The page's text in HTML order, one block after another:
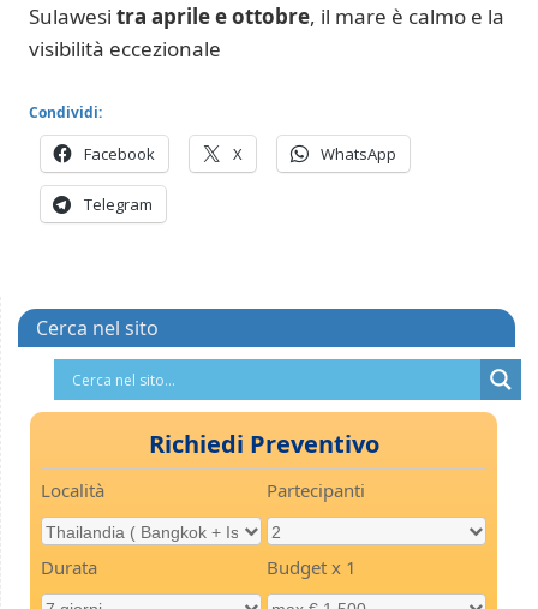
Sulawesi tra aprile e ottobre, il mare è calmo e la
visibilità eccezionale
Condividi:
Facebook X WhatsApp
Telegram
Cerca nel sito
Richiedi Preventivo
Località Partecipanti
Durata Budget x 1